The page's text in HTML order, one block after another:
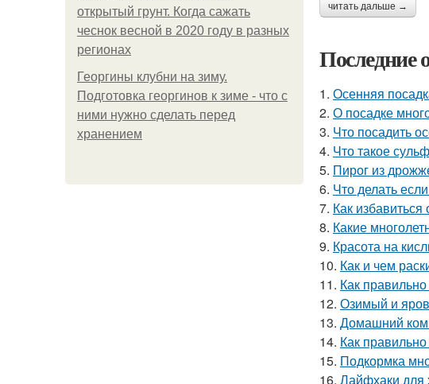
открытый грунт. Когда сажать
чеснок весной в 2020 году в разных
регионах
Георгины клубни на зиму.
Подготовка георгинов к зиме - что с
ними нужно сделать перед
хранением
читать дальше →
Последние
1. Осенняя
2. О посадке
3. Что посадить
4. Что такое
5. Пирог из
6. Что делать
7. Как
8. Какие
9. Красота на
10. Как и чем
11. Как
12. Озимый и
13. Домашний
14. Как
15. Подкормка
16. Лайфхаки для